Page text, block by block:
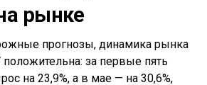
рынке
прогнозы, динамика рынка
за первые пять
на 23,9%, а в мае — на 30,6%,